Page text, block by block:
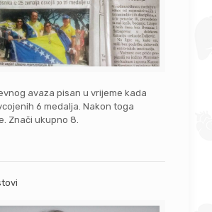
avaza pisan u vrijeme kada
6 medalja. Nakon toga
Znači ukupno 8.